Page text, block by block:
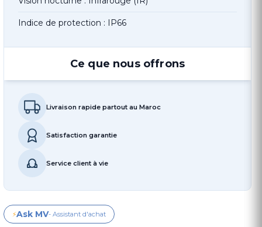
Indice de protection : IP66
Ce que nous offrons
Livraison rapide partout au Maroc
Satisfaction garantie
Service client à vie
⚡Ask MV- Assistant d'achat